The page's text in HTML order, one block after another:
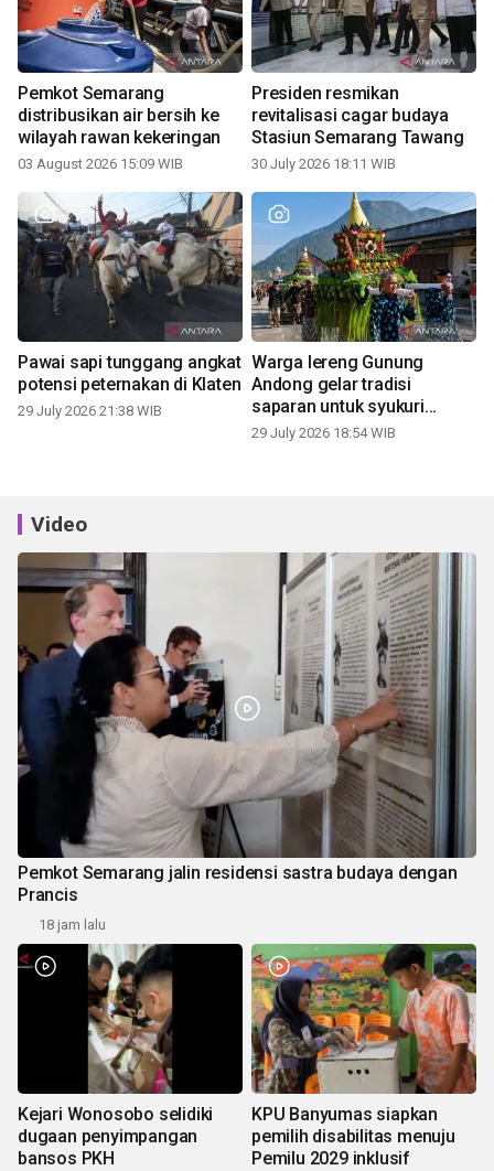
Pemkot Semarang
distribusikan air bersih ke
wilayah rawan kekeringan
03 August 2026 15:09 WIB
Presiden resmikan
revitalisasi cagar budaya
Stasiun Semarang Tawang
30 July 2026 18:11 WIB
Pawai sapi tunggang angkat
potensi peternakan di Klaten
29 July 2026 21:38 WIB
Warga lereng Gunung
Andong gelar tradisi
saparan untuk syukuri
panen
29 July 2026 18:54 WIB
Video
Pemkot Semarang jalin residensi sastra budaya dengan
Prancis
18 jam lalu
Kejari Wonosobo selidiki
dugaan penyimpangan
bansos PKH
KPU Banyumas siapkan
pemilih disabilitas menuju
Pemilu 2029 inklusif